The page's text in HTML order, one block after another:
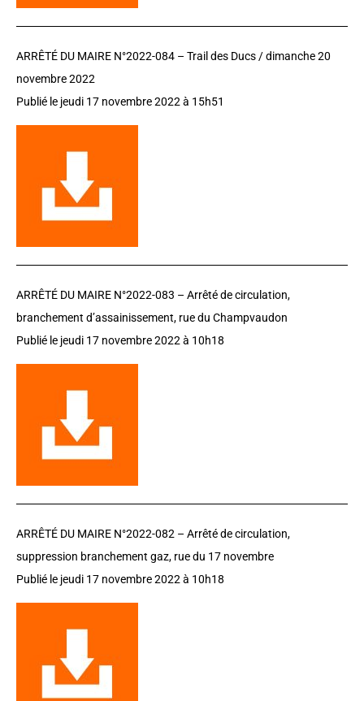
ARRÊTÉ DU MAIRE N°2022-084 – Trail des Ducs / dimanche 20
novembre 2022
Publié le jeudi 17 novembre 2022 à 15h51
ARRÊTÉ DU MAIRE N°2022-083 – Arrêté de circulation,
branchement d’assainissement, rue du Champvaudon
Publié le jeudi 17 novembre 2022 à 10h18
ARRÊTÉ DU MAIRE N°2022-082 – Arrêté de circulation,
suppression branchement gaz, rue du 17 novembre
Publié le jeudi 17 novembre 2022 à 10h18